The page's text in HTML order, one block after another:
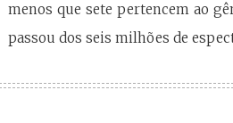
menos que sete pertencem ao
passou dos seis milhões de